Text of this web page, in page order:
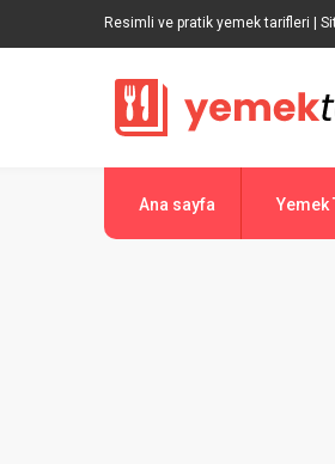
Resimli ve pratik yemek tarifleri |
Ana sayfa Yemek